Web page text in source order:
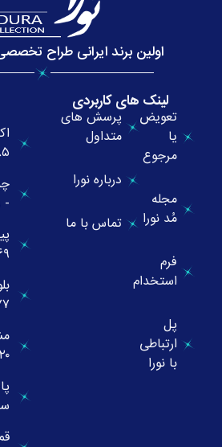
اولین برند ایرانی طراح
لینک های کاربردی
تعویض
یا
مرجوع
مجله
مُد نورا
فرم
استخدام
پل
ارتباطی
با نورا
پرسش های
متداول
درباره نورا
تماس با ما
- ۴۴۷۶۹۸۲۹